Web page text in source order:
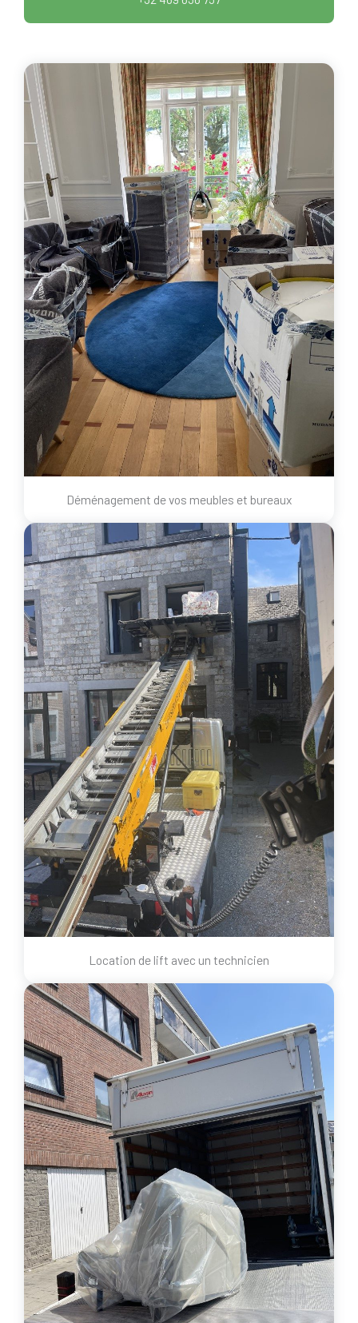
Déménagement de vos meubles et bureaux
Location de lift avec un technicien